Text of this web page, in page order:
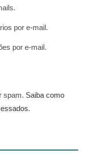
por e-mail.
por e-mail.
spam. Saiba como
.